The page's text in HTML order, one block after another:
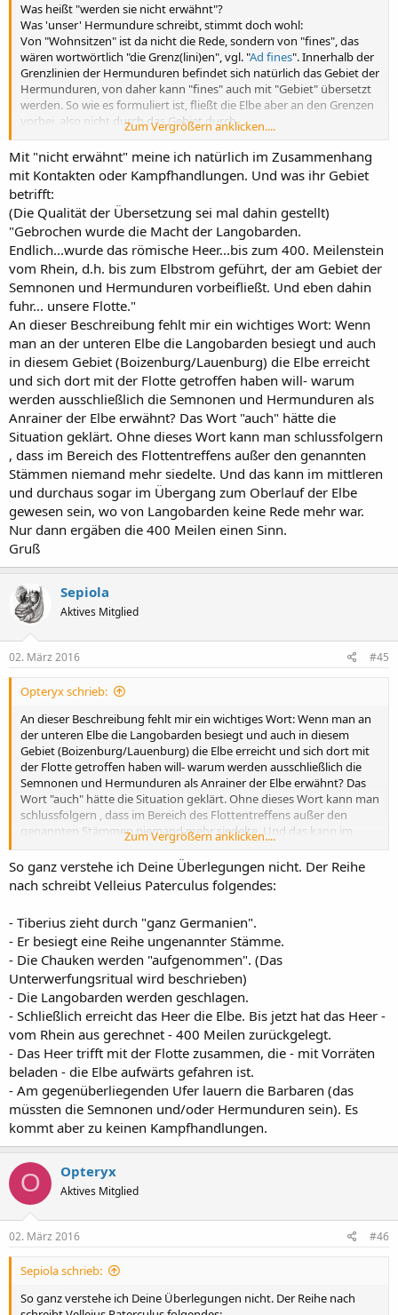
Was heißt "werden sie nicht erwähnt"?
Was 'unser' Hermundure schreibt, stimmt doch wohl:
Von "Wohnsitzen" ist da nicht die Rede, sondern von "fines", das
wären wortwörtlich "die Grenz(lini)en", vgl. "Ad fines". Innerhalb der
Grenzlinien der Hermunduren befindet sich natürlich das Gebiet der
Hermunduren, von daher kann "fines" auch mit "Gebiet" übersetzt
werden. So wie es formuliert ist, fließt die Elbe aber an den Grenzen
vorbei, also nicht durch das Gebiet durch.
Dann wären eventuell die Langobarden relativ weit stromaufwärts
zu suchen...
Zum Vergrößern anklicken....
Mit "nicht erwähnt" meine ich natürlich im Zusammenhang
mit Kontakten oder Kampfhandlungen. Und was ihr Gebiet
betrifft:
(Die Qualität der Übersetzung sei mal dahin gestellt)
"Gebrochen wurde die Macht der Langobarden.
Endlich...wurde das römische Heer...bis zum 400. Meilenstein
vom Rhein, d.h. bis zum Elbstrom geführt, der am Gebiet der
Semnonen und Hermunduren vorbeifließt. Und eben dahin
fuhr... unsere Flotte."
An dieser Beschreibung fehlt mir ein wichtiges Wort: Wenn
man an der unteren Elbe die Langobarden besiegt und auch
in diesem Gebiet (Boizenburg/Lauenburg) die Elbe erreicht
und sich dort mit der Flotte getroffen haben will- warum
werden ausschließlich die Semnonen und Hermunduren als
Anrainer der Elbe erwähnt? Das Wort "auch" hätte die
Situation geklärt. Ohne dieses Wort kann man schlussfolgern
, dass im Bereich des Flottentreffens außer den genannten
Stämmen niemand mehr siedelte. Und das kann im mittleren
und durchaus sogar im Übergang zum Oberlauf der Elbe
gewesen sein, wo von Langobarden keine Rede mehr war.
Nur dann ergäben die 400 Meilen einen Sinn.
Gruß
Sepiola
Aktives Mitglied
02. März 2016 #45
Opteryx schrieb:
An dieser Beschreibung fehlt mir ein wichtiges Wort: Wenn man an
der unteren Elbe die Langobarden besiegt und auch in diesem
Gebiet (Boizenburg/Lauenburg) die Elbe erreicht und sich dort mit
der Flotte getroffen haben will- warum werden ausschließlich die
Semnonen und Hermunduren als Anrainer der Elbe erwähnt? Das
Wort "auch" hätte die Situation geklärt. Ohne dieses Wort kann man
schlussfolgern , dass im Bereich des Flottentreffens außer den
genannten Stämmen niemand mehr siedelte. Und das kann im
mittleren und durchaus sogar im Übergang zum Oberlauf der Elbe
gewesen sein, wo von Langobarden keine Rede mehr war. Nur dann
ergäben die 400 Meilen einen Sinn.
Zum Vergrößern anklicken....
So ganz verstehe ich Deine Überlegungen nicht. Der Reihe
nach schreibt Velleius Paterculus folgendes:
- Tiberius zieht durch "ganz Germanien".
- Er besiegt eine Reihe ungenannter Stämme.
- Die Chauken werden "aufgenommen". (Das
Unterwerfungsritual wird beschrieben)
- Die Langobarden werden geschlagen.
- Schließlich erreicht das Heer die Elbe. Bis jetzt hat das Heer -
vom Rhein aus gerechnet - 400 Meilen zurückgelegt.
- Das Heer trifft mit der Flotte zusammen, die - mit Vorräten
beladen - die Elbe aufwärts gefahren ist.
- Am gegenüberliegenden Ufer lauern die Barbaren (das
müssten die Semnonen und/oder Hermunduren sein). Es
kommt aber zu keinen Kampfhandlungen.
O Opteryx
Aktives Mitglied
02. März 2016 #46
Sepiola schrieb:
So ganz verstehe ich Deine Überlegungen nicht. Der Reihe nach